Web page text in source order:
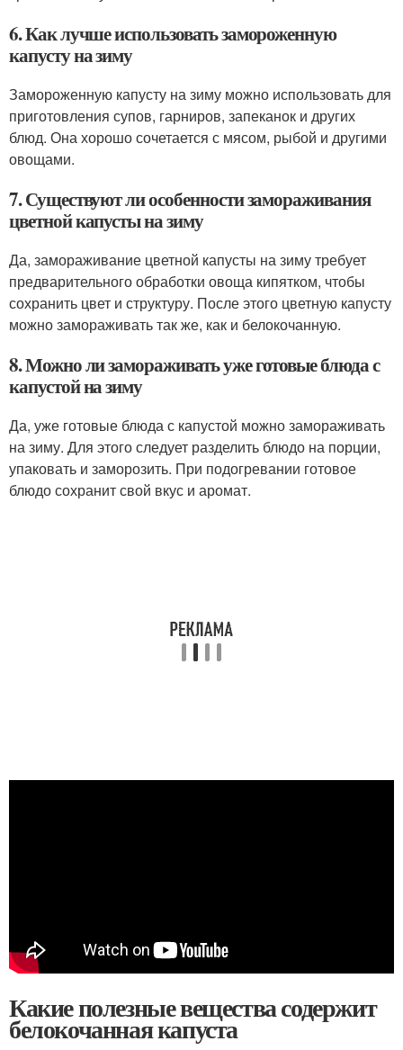
6. Как лучше использовать замороженную
капусту на зиму
Замороженную капусту на зиму можно использовать для
приготовления супов, гарниров, запеканок и других
блюд. Она хорошо сочетается с мясом, рыбой и другими
овощами.
7. Существуют ли особенности замораживания
цветной капусты на зиму
Да, замораживание цветной капусты на зиму требует
предварительного обработки овоща кипятком, чтобы
сохранить цвет и структуру. После этого цветную капусту
можно замораживать так же, как и белокочанную.
8. Можно ли замораживать уже готовые блюда с
капустой на зиму
Да, уже готовые блюда с капустой можно замораживать
на зиму. Для этого следует разделить блюдо на порции,
упаковать и заморозить. При подогревании готовое
блюдо сохранит свой вкус и аромат.
Какие полезные вещества содержит
белокочанная капуста